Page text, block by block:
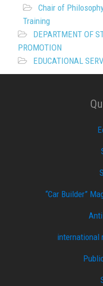
Chair of
Training
DEPARTMENT OF
PROMOTION
EDUCATIONAL
“Car Builder”
international